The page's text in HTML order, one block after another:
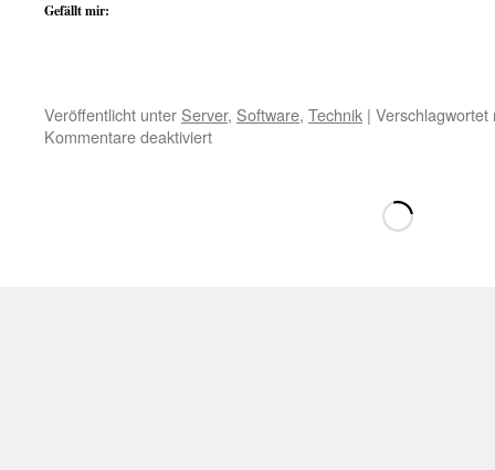
Gefällt mir:
Veröffentlicht unter Server, Software, Technik | Verschlagwortet
Kommentare deaktiviertfür